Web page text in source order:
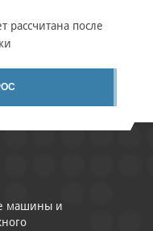
рассчитана после
машины и